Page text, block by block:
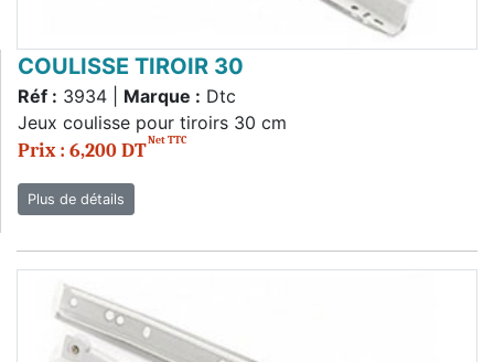
COULISSE TIROIR 30
Réf : 3934 | Marque : Dtc
Jeux coulisse pour tiroirs 30 cm
Prix : 6,200 DTNet TTC
Plus de détails